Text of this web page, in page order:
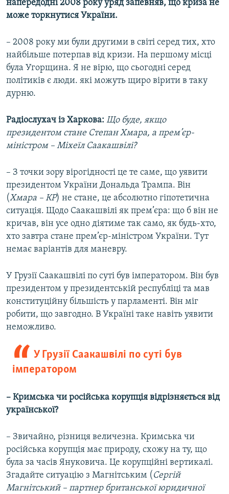
напередодні 2008 року уряд запевняв, що криза не
може торкнутися України.
– 2008 року ми були другими в світі серед тих, хто
найбільше потерпав від кризи. На першому місці
була Угорщина. Я не вірю, що сьогодні серед
політиків є люди. які можуть щиро вірити в таку
дурню.
Радіослухач із Харкова: Що буде, якщо
президентом стане Степан Хмара, а прем’єр-
міністром – Міхеїл Саакашвілі?
– З точки зору вірогідності це те саме, що уявити
президентом України Дональда Трампа. Він
(Хмара – КР) не стане, це абсолютно гіпотетична
ситуація. Щодо Саакашвілі як прем’єра: що б він не
кричав, він усе одно діятиме так само, як будь-хто,
хто завтра стане прем’єр-міністром України. Тут
немає варіантів для маневру.
У Грузії Саакашвілі по суті був імператором. Він був
президентом у президентській республіці та мав
конституційну більшість у парламенті. Він міг
робити, що завгодно. В Україні таке навіть уявити
неможливо.
У Грузії Саакашвілі по суті був
імператором
– Кримська чи російська корупція відрізняється від
української?
– Звичайно, різниця величезна. Кримська чи
російська корупція має природу, схожу на ту, що
була за часів Януковича. Це корупційні вертикалі.
Згадайте ситуацію з Магнітським ( Сергій
Магнітський – партнер британської юридичної